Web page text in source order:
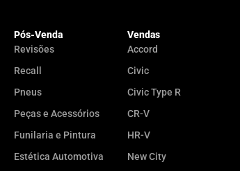
Pós-Venda
Revisões
Recall
Pneus
Peças e Acessórios
Funilaria e Pintura
Estética Automotiva
Vendas
Accord
Civic
Civic Type R
CR-V
HR-V
New City